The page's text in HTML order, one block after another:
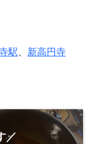
駅
新高円寺
／